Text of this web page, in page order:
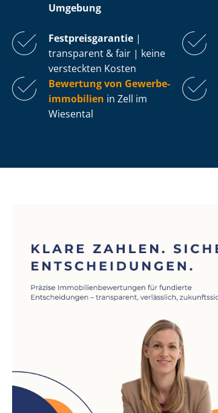
Umgebung
Fest­preis­ga­ran­tie |
transparent & fair | keine
versteckten Kosten
Bewertung von Ge­wer­be­
im­mo­bi­li­en in Zell im
Wiesental